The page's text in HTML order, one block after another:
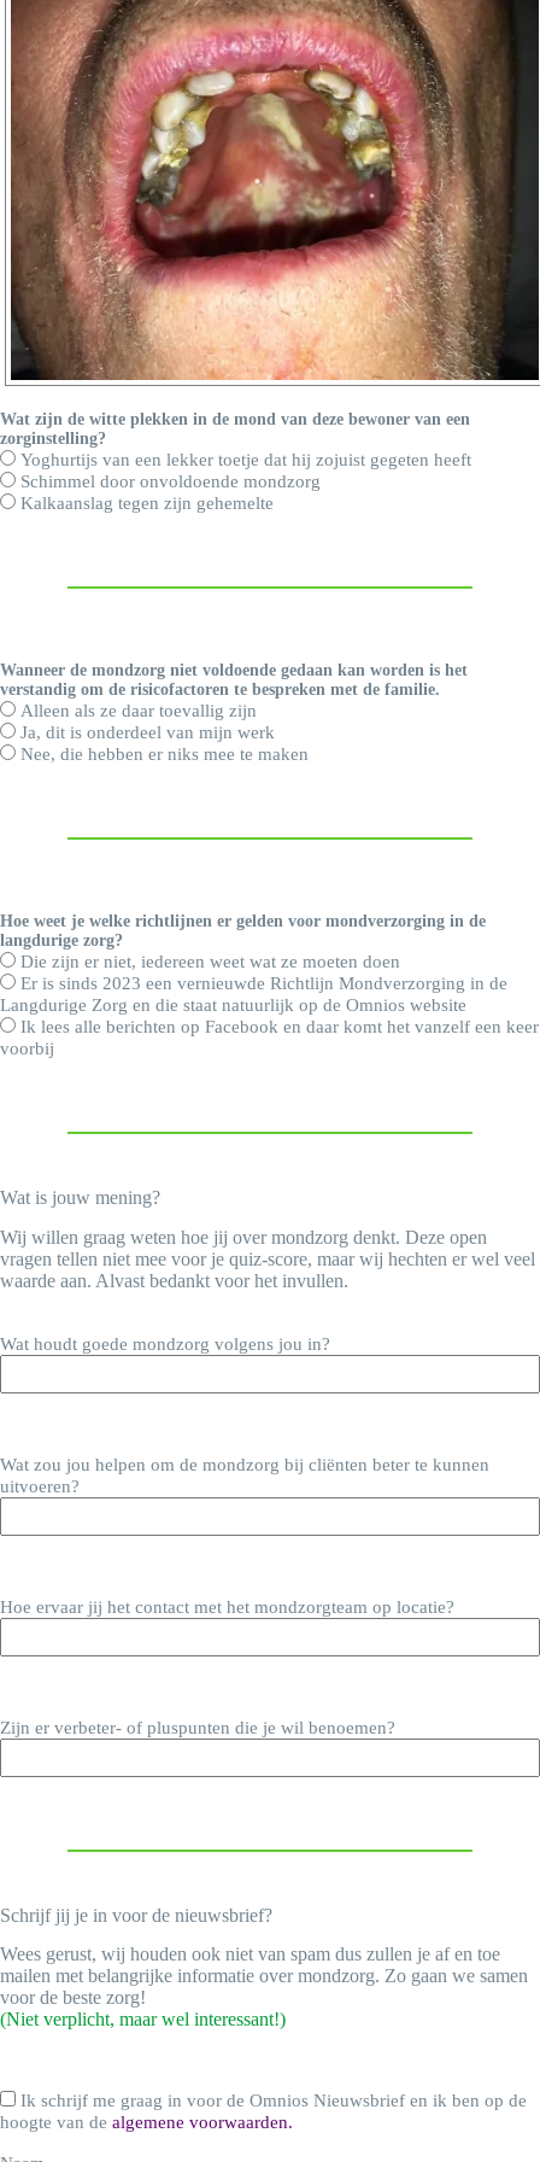
Wat zijn de witte plekken in de mond van deze bewoner van een
zorginstelling?
Yoghurtijs van een lekker toetje dat hij zojuist gegeten heeft
Schimmel door onvoldoende mondzorg
Kalkaanslag tegen zijn gehemelte
Wanneer de mondzorg niet voldoende gedaan kan worden is het
verstandig om de risicofactoren te bespreken met de familie.
Alleen als ze daar toevallig zijn
Ja, dit is onderdeel van mijn werk
Nee, die hebben er niks mee te maken
Hoe weet je welke richtlijnen er gelden voor mondverzorging in de
langdurige zorg?
Die zijn er niet, iedereen weet wat ze moeten doen
Er is sinds 2023 een vernieuwde Richtlijn Mondverzorging in de
Langdurige Zorg en die staat natuurlijk op de Omnios website
Ik lees alle berichten op Facebook en daar komt het vanzelf een keer
voorbij
Wat is jouw mening?
Wij willen graag weten hoe jij over mondzorg denkt. Deze open
vragen tellen niet mee voor je quiz-score, maar wij hechten er wel veel
waarde aan. Alvast bedankt voor het invullen.
Wat houdt goede mondzorg volgens jou in?
Wat zou jou helpen om de mondzorg bij cliënten beter te kunnen
uitvoeren?
Hoe ervaar jij het contact met het mondzorgteam op locatie?
Zijn er verbeter- of pluspunten die je wil benoemen?
Schrijf jij je in voor de nieuwsbrief?
Wees gerust, wij houden ook niet van spam dus zullen je af en toe
mailen met belangrijke informatie over mondzorg. Zo gaan we samen
voor de beste zorg!
(Niet verplicht, maar wel interessant!)
Ik
schrijf
graag
Ik schrijf me graag in voor de Omnios Nieuwsbrief en ik ben op de
hoogte van de algemene voorwaarden.